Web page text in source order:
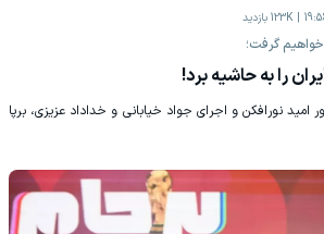
123K بازدید
گرفت؛
را به حاشیه برد!
نورافکن و اجرای جواد خیابانی و خداداد عزیزی، برپا